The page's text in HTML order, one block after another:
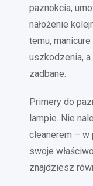
paznokcia,
nałożenie
temu,
uszkodzenia,
zadbane.
Primery do
lampie. Nie
cleanerem –
swoje
znajdziesz